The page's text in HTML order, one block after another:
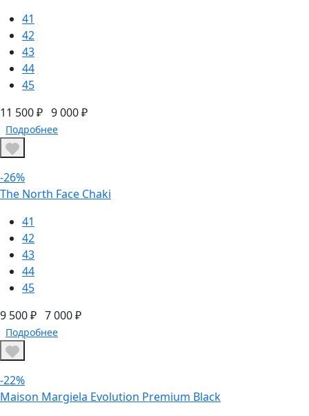
41
42
43
44
45
11 500 ₽ 9 000 ₽
Подробнее
-26%
The North Face Chaki
41
42
43
44
45
9 500 ₽ 7 000 ₽
Подробнее
-22%
Maison Margiela Evolution Premium Black